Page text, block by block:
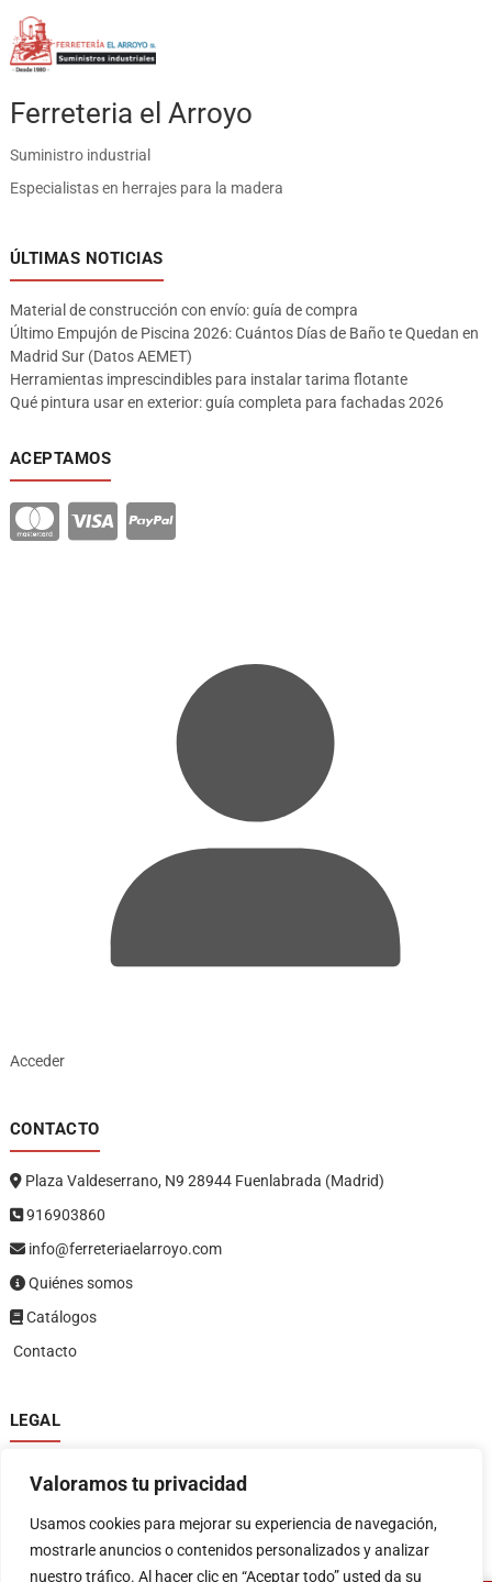
Valoramos tu privacidad
Usamos cookies para mejorar su experiencia de navegación,
mostrarle anuncios o contenidos personalizados y analizar
nuestro tráfico. Al hacer clic en “Aceptar todo” usted da su
Ferreteria el Arroyo
Suministro industrial
Especialistas en herrajes para la madera
ÚLTIMAS NOTICIAS
Material de construcción con envío: guía de compra
Último Empujón de Piscina 2026: Cuántos Días de Baño te Quedan en
Madrid Sur (Datos AEMET)
Herramientas imprescindibles para instalar tarima flotante
Qué pintura usar en exterior: guía completa para fachadas 2026
ACEPTAMOS
Acceder
CONTACTO
Plaza Valdeserrano, N9 28944 Fuenlabrada (Madrid)
916903860
info@ferreteriaelarroyo.com
Quiénes somos
Catálogos
Contacto
LEGAL
Política de privacidad
Política de devoluciones y reembolsos
Términos y condiciones